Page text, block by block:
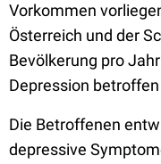
Vorkommen
Österreich und der
Bevölkerung pro
Depression
Die Betroffenen
depressive